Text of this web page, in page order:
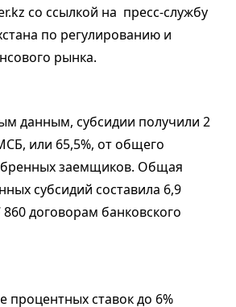
cо ссылкой на пресс-службу
по регулированию и
рынка.
данным, субсидии получили 2
или 65,5%, от общего
заемщиков. Общая
субсидий составила 6,9
договорам банковского
процентных ставок до 6%